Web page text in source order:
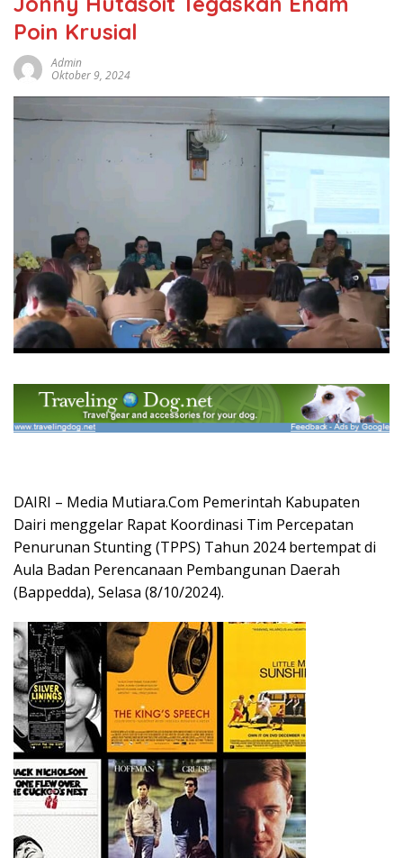
Poin Krusial
Admin
Oktober 9, 2024
DAIRI – Media Mutiara.Com Pemerintah Kabupaten
Dairi menggelar Rapat Koordinasi Tim Percepatan
Penurunan Stunting (TPPS) Tahun 2024 bertempat di
Aula Badan Perencanaan Pembangunan Daerah
(Bappedda), Selasa (8/10/2024).